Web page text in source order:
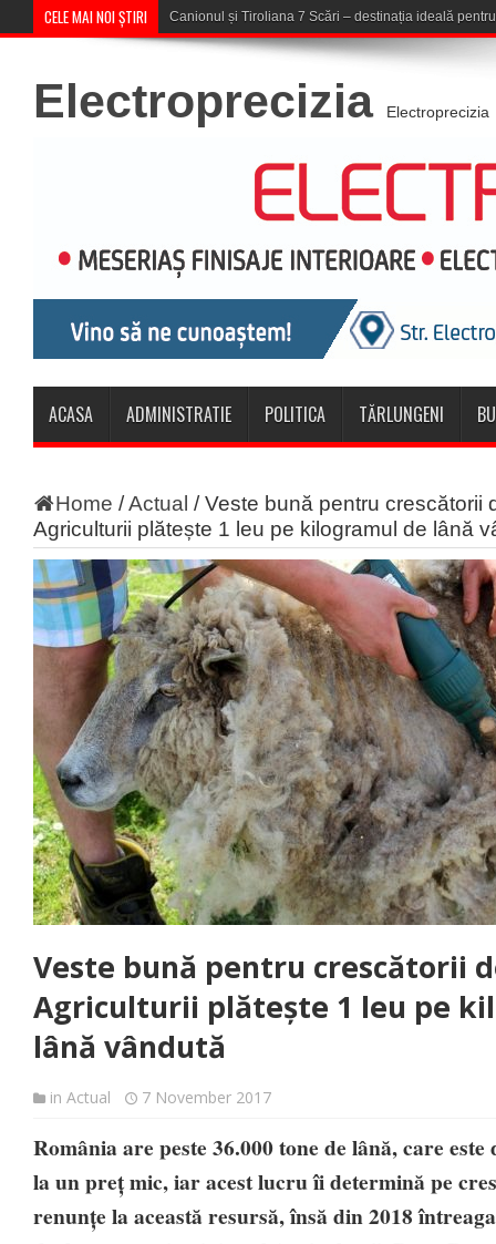
CELE MAI NOI ȘTIRI Concert în aer liber la Komeea Café &
Electroprecizia Electroprecizia
ACASA ADMINISTRATIE POLITICA TĂRLUNGENI
Home /Actual /Veste bună pentru crescătorii
Agriculturii plătește 1 leu pe kilogramul de lână
Veste bună pentru crescătorii
Agriculturii plătește 1 leu pe
lână vândută
in Actual 7 November 2017
România are peste 36.000 tone de lână, care
la un preț mic, iar acest lucru îi determină pe
renunțe la această resursă, însă din 2018